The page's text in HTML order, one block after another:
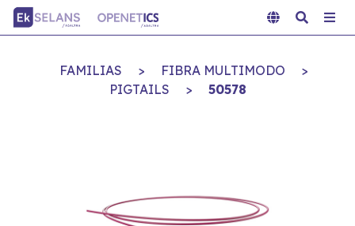
FAMILIAS > FIBRA MULTIMODO
>
PIGTAILS
> 50578